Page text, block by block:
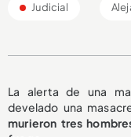
Judicial
La alerta de una
develado una
murieron tres